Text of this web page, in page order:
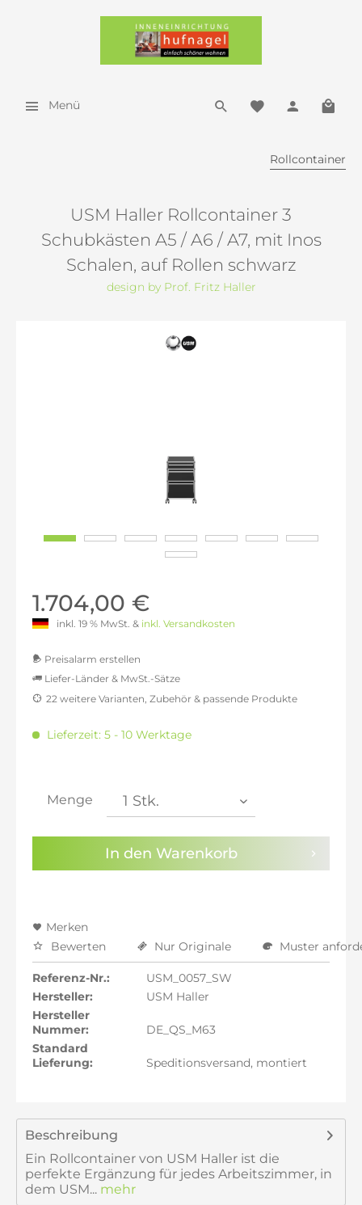
Menü
Rollcontainer
USM Haller Rollcontainer 3
Schubkästen A5 / A6 / A7, mit Inos
Schalen, auf Rollen schwarz
design by Prof. Fritz Haller
1.704,00 €
inkl. 19 % MwSt. & inkl. Versandkosten
Preisalarm erstellen
Sie haben dieDatenschutzbestimmungenzur
Kenntnis genommen.
Liefer-Länder & MwSt.-Sätze
inkl. 16% MwSt.: 1.661,04 €
inkl. 20% MwSt.: 1.718,32 €
inkl. 21% MwSt.: 1.732,64 €
inkl. 22% MwSt.: 1.746,96 €
22 weitere Varianten, Zubehör & passende Produkte
Lieferzeit: 5 - 10 Werktage
Menge
In den Warenkorb
Merken
Bewerten
Nur Originale Muster
Referenz-Nr.:
USM_0057_SW
Hersteller:
USM Haller
Hersteller
Nummer:
DE_QS_M63
Standard
Lieferung:
Speditionsversand, montiert
Beschreibung
Ein Rollcontainer von USM Haller ist die
perfekte Ergänzung für jedes Arbeitszimmer, in
dem USM... mehr